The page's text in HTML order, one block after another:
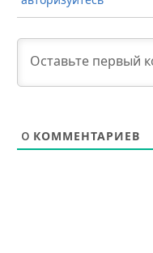
0 КОММЕНТАРИЕВ